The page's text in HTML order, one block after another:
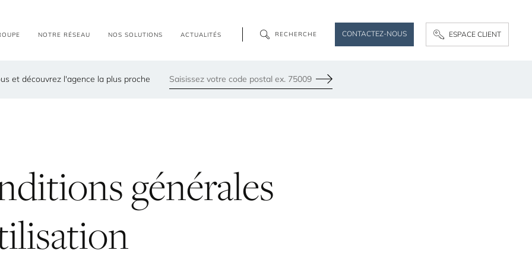
OUPE NOTR E R ÉSEAU NOS SO L UTIO NS ACTUAL ITÉS REC H ERC H E CONTACTEZ-NOUS ESPACE CLIENT
et découvrez l'agence la plus proche Envoyer
79300
générales